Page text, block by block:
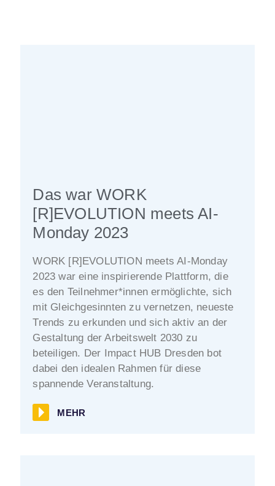
Das war WORK
[R]EVOLUTION meets AI-
Monday 2023
WORK [R]EVOLUTION meets AI-Monday
2023 war eine inspirierende Plattform, die
es den Teilnehmer*innen ermöglichte, sich
mit Gleichgesinnten zu vernetzen, neueste
Trends zu erkunden und sich aktiv an der
Gestaltung der Arbeitswelt 2030 zu
beteiligen. Der Impact HUB Dresden bot
dabei den idealen Rahmen für diese
spannende Veranstaltung.
MEHR